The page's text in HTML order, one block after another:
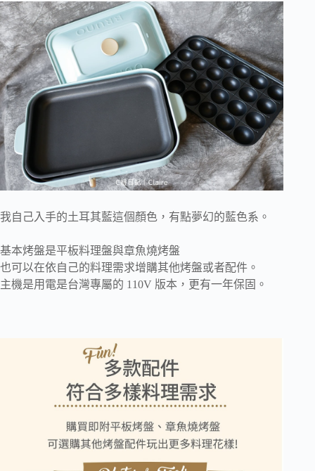
我自己入手的土耳其藍這個顏色，有點夢幻的藍色系。
基本烤盤是平板料理盤與章魚燒烤盤
也可以在依自己的料理需求增購其他烤盤或者配件。
主機是用電是台灣專屬的 110V 版本，更有一年保固。